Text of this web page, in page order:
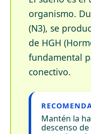
organismo.
(N3), se
de HGH
fundamental
conectivo.
Mantén la
descenso